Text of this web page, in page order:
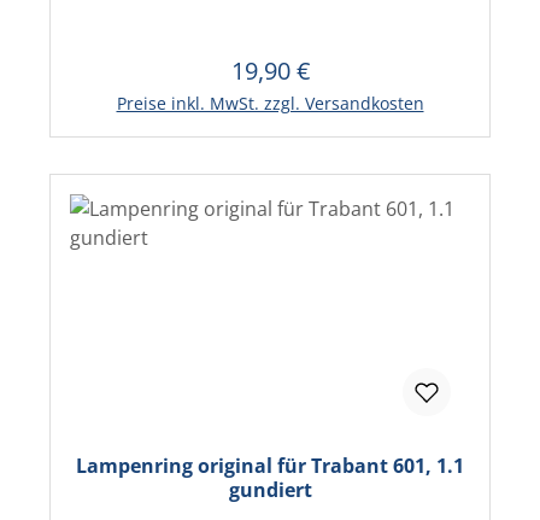
Regulärer Preis:
19,90 €
Preise inkl. MwSt. zzgl. Versandkosten
In den Warenkorb
Lampenring original für Trabant 601, 1.1
gundiert